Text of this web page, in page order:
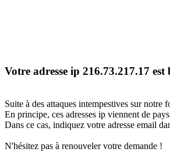
Votre adresse ip 216.73.217.17 est
Suite à des attaques intempestives sur notre
En principe, ces adresses ip viennent de
Dans ce cas, indiquez votre adresse email
N'hésitez pas à renouveler votre demande !